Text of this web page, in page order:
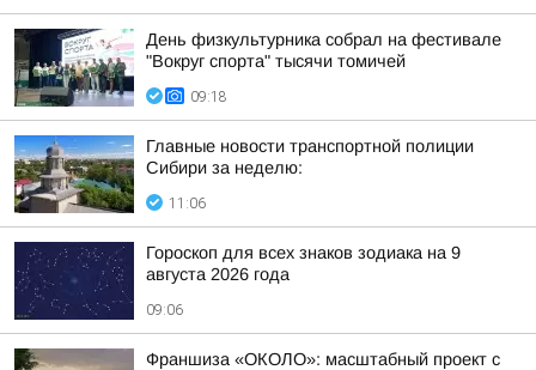
День физкультурника собрал на фестивале
"Вокруг спорта" тысячи томичей
09:18
Главные новости транспортной полиции
Сибири за неделю:
11:06
Гороскоп для всех знаков зодиака на 9
августа 2026 года
09:06
Франшиза «ОКОЛО»: масштабный проект с